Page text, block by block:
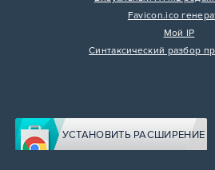
Favicon.ico
Мой IP
Синтаксический разбор
УСТАНОВИТЬ РАСШИРЕНИЕ